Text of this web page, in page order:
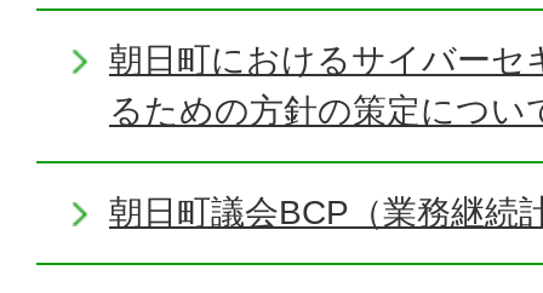
朝日町におけるサイバーセ
るための方針の策定につい
朝日町議会BCP（業務継続